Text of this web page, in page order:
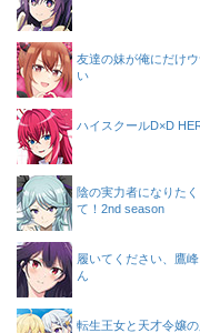
友達の妹が俺にだけ
い
ハイスクールD×D
陰の実力者になりたく
て！2nd season
履いてください、鷹峰
ん
転生王女と天才令嬢の